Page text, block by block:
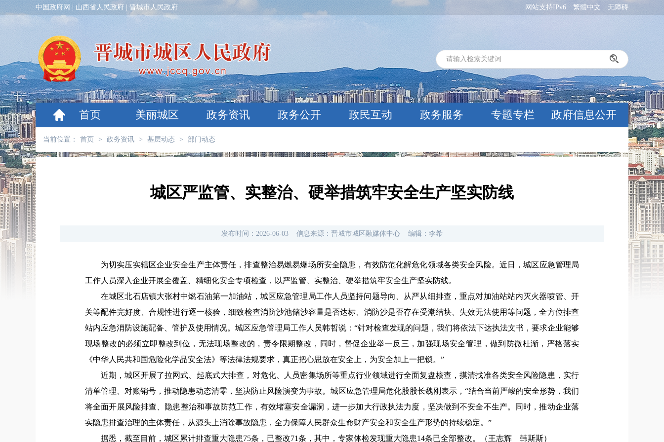
中国政府网 山西省人民政府 晋城市人民政府 网站支持IPv6 繁體中文 无障碍
首页 美丽城区 政务资讯 政务公开 政民互动 政务服务 专题专栏 政府信息公开
当前位置： 首页 > 政务资讯 > 基层动态 > 部门动态
城区严监管、实整治、硬举措筑牢安全生产坚实防线
发布时间： 2026-06-03 信息来源： 晋城市城区融媒体中心 编辑： 李希
为切实压实辖区企业安全生产主体责任，排查整治易燃易爆场所安全隐患， 有效防范化解危化领域各类安全风险。 近日，城区应急管理局
工作人员深入企业开展全覆盖、精细化安全专项检查， 以严监管、实整治、硬举措筑牢安全生产坚实防线。
在城区北石店镇大张村中燃石油第一加油站，城区应急管理局工作人员坚持问题导向、从严从细排查，重点对加油站站内灭火器喷管、开
关等配件完好度、合规性进行逐一核验，细致检查消防沙池储沙容量是否达标、消防沙是否存在受潮结块、失效无法使用等问题，全方位排查
站内应急消防设施配备、管护及使用情况。城区应急管理局工作人员韩哲说： “针对检查发现的问题，我们将依法下达执法文书，要求企业能够
现场整改的必须立即整改到位，无法现场整改的，责令限期整改，同时，督促企业举一反三，加强现场安全管理，做到防微杜渐，严格落实
《中华人民共和国危险化学品安全法》等法律法规要求，真正把心思放在安全上，为安全加上一把锁。”
近期，城区开展了拉网式、起底式大排查，对危化、人员密集场所等重点行业领域进行全面复盘核查，摸清找准各类安全风险隐患，实行
清单管理、对账销号，推动隐患动态清零，坚决防止风险演变为事故。 城区应急管理局危化股股长魏刚表示， “结合当前严峻的安全形势，我们
将全面开展风险排查、隐患整治和事故防范工作，有效堵塞安全漏洞，进一步加大行政执法力度，坚决做到不安全不生产。同时，推动企业落
实隐患排查治理的主体责任，从源头上消除事故隐患，全力保障人民群众生命财产安全和安全生产形势的持续稳定。”
据悉， 截至目前， 城区累计排查重大隐患75条，已整改71条， 其中， 专家体检发现重大隐患14条已全部整改。（王志辉 韩斯斯）